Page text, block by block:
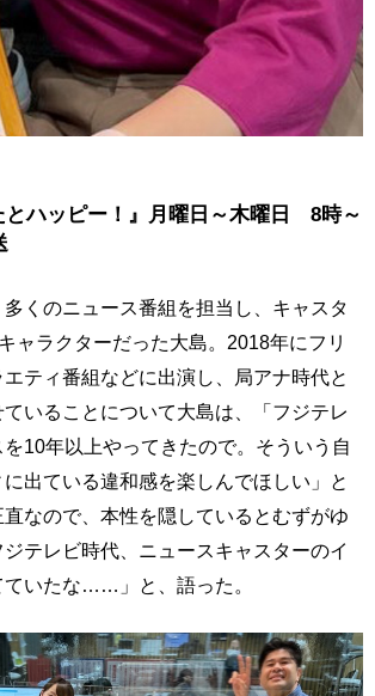
とハッピー！』月曜日～木曜日 8時～
くのニュース番組を担当し、キャスタ
ャラクターだった大島。2018年にフリ
ティ番組などに出演し、局アナ時代と
いることについて大島は、「フジテレ
10年以上やってきたので。そういう自
出ている違和感を楽しんでほしい」と
なので、本性を隠しているとむずがゆ
ジテレビ時代、ニュースキャスターのイ
ていたな……」と、語った。